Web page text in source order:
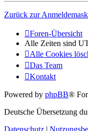
Zurück zur
Foren-Übersicht
Alle Zeiten sind
Alle Cookies
Das Team
Kontakt
Powered by phpBB®
Deutsche Übersetzung